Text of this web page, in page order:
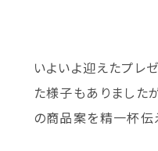
いよいよ迎えたプレ
た様子もありました
の商品案を精一杯伝